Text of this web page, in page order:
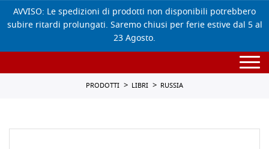
AVVISO: Le spedizioni di prodotti non disponibili potrebbero
subire ritardi prolungati. Saremo chiusi per ferie estive dal 5 al
23 Agosto.
PRODOTTI LIBRI RUSSIA